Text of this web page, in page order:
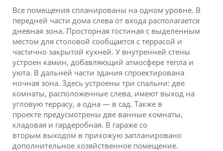
Все помещения спланированы на одном уровне. В
передней части дома слева от входа располагается
дневная зона. Просторная гостиная с выделенным
местом для столовой сообщается с террасой и
частично закрытой кухней. У внутренней стены
устроен камин, добавляющий атмосфере тепла и
уюта. В дальней части здания спроектирована
ночная зона. Здесь устроены три спальни: две
комнаты, расположенные слева, имеют выход на
угловую террасу, а одна — в сад. Также в
проекте предусмотрены две ванные комнаты,
кладовая и гардеробная. В гараже со
вторым выходом в прихожую запланировано
дополнительное хозяйственное помещение.